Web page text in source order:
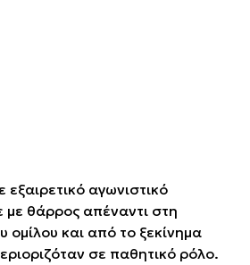
αγωνιστικό
θάρρος απέναντι στη
ομίλου και από το ξεκίνημα
σε παθητικό ρόλο.